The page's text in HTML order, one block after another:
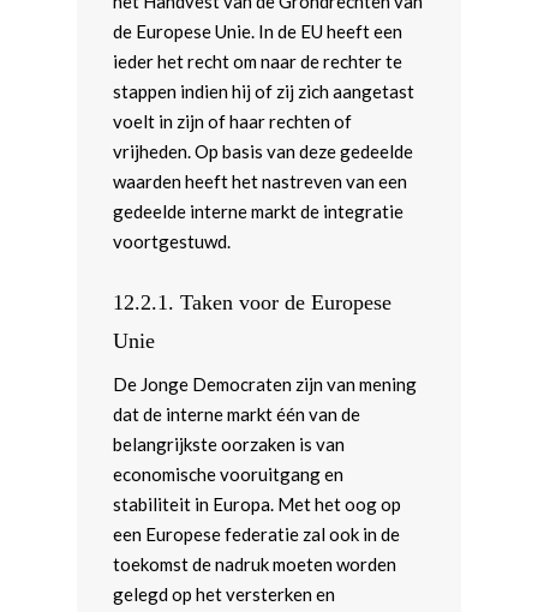
de Europese Unie. In de EU heeft een
ieder het recht om naar de rechter te
stappen indien hij of zij zich aangetast
voelt in zijn of haar rechten of
vrijheden. Op basis van deze gedeelde
waarden heeft het nastreven van een
gedeelde interne markt de integratie
voortgestuwd.
12.2.1.Taken voor de Europese
Unie
De Jonge Democraten zijn van mening
dat de interne markt één van de
belangrijkste oorzaken is van
economische vooruitgang en
stabiliteit in Europa. Met het oog op
een Europese federatie zal ook in de
toekomst de nadruk moeten worden
gelegd op het versterken en